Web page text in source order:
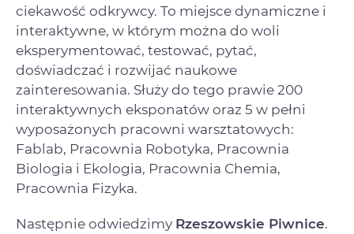
ciekawość odkrywcy. To miejsce dynamiczne i
interaktywne, w którym można do woli
eksperymentować, testować, pytać,
doświadczać i rozwijać naukowe
zainteresowania. Służy do tego prawie 200
interaktywnych eksponatów oraz 5 w pełni
wyposażonych pracowni warsztatowych:
Fablab, Pracownia Robotyka, Pracownia
Biologia i Ekologia, Pracownia Chemia,
Pracownia Fizyka.
Następnie odwiedzimy Rzeszowskie Piwnice.